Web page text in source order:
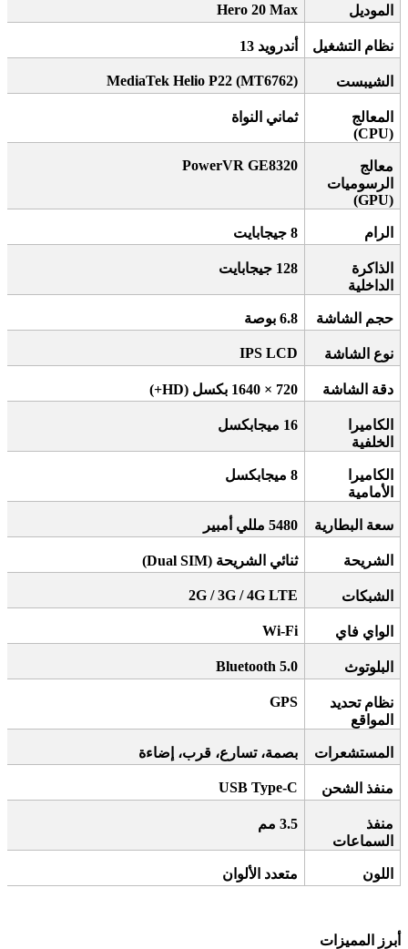
الموديل Hero 20 Max
نظام التشغيل أندرويد 13
الشيبست MediaTek Helio P22 (MT6762)
المعالج
(CPU)
ثماني النواة
معالج
الرسوميات
(GPU)
PowerVR GE8320
الرام 8 جيجابايت
الذاكرة
الداخلية
128 جيجابايت
حجم الشاشة 6.8 بوصة
نوع الشاشة IPS LCD
دقة الشاشة 720 × 1640 بكسل (HD+)
الكاميرا
الخلفية
16 ميجابكسل
الكاميرا
الأمامية
8 ميجابكسل
سعة البطارية 5480 مللي أمبير
الشريحة ثنائي الشريحة (Dual SIM)
الشبكات 2G / 3G / 4G LTE
الواي فاي Wi-Fi
البلوتوث Bluetooth 5.0
نظام تحديد
المواقع
GPS
المستشعرات بصمة، تسارع، قرب، إضاءة
منفذ الشحن USB Type-C
منفذ
السماعات
3.5 مم
اللون متعدد الألوان
أبرز المميزات